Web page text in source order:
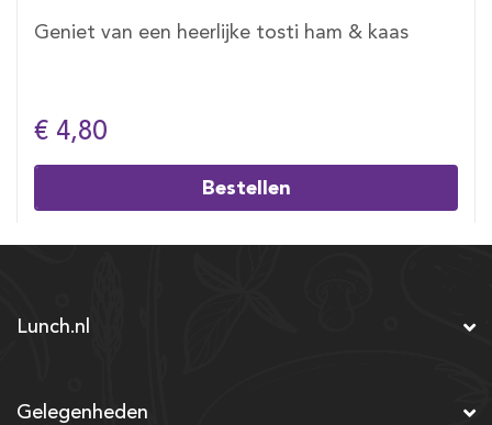
Geniet van een heerlijke tosti ham & kaas
€ 4,80
Bestellen
Lunch.nl
Gelegenheden